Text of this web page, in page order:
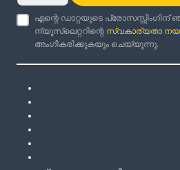
എന്റെ ഡാറ്റയുടെ പ്രോസസ്സിംഗിന്
ന്യൂസ്‌ലെറ്ററിന്റെ സ്വകാര്യതാ
അംഗീകരിക്കുകയും ചെയ്യുന്നു.